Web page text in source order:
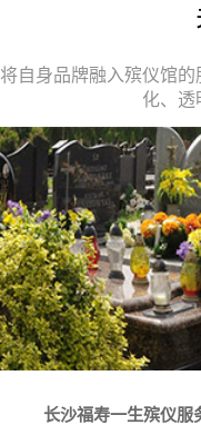
将自身品牌融入殡仪馆
化、透
长沙福寿一生殡仪服